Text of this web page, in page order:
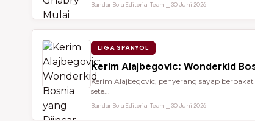
Bandar Bola Editorial Team ⎯ 30 Juni 2026
LIGA SPANYOL
Kerim Alajbegovic: Wonderkid
Kerim Alajbegovic, penyerang sayap
sete...
Bandar Bola Editorial Team ⎯ 30 Juni 2026